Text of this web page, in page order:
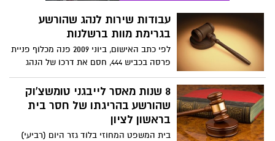
עבודות שירות לנהג שהורשע
בגרימת מוות ברשלנות
לפי כתב האישום, ביוני 2009 פנה מכלוף פניית
פרסה בכביש 444, חסם את דרכו של הנהג
ישראל וינטר שהסיע ארבעה ילדים, ולכן וינטר
נהרג וארבעת הילדים נפצעו. אשתו של וינטר
וסבם של הילדים אמרו שנוצר ביניהם לבין
מכלוף קשר הדוק, וביקשו שלא להחמיר
בעונשו.
8 שנות מאסר לייבגני טומשצ'וק
שהורשע בהריגתו של חסר בית
בראשון לציון
בית המשפט המחוזי בלוד גזר היום (רביעי)